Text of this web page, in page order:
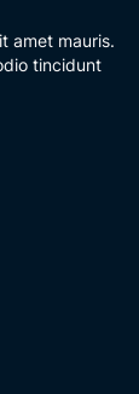
amet mauris.
tincidunt